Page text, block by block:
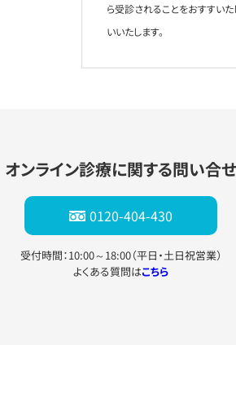
ら受診されることをおすすい
いいたします。
オンライン診療に関する問い合せ
0120-404-430
受付時間：10:00～18:00（平日・土日祝営業）
よくある質問はこちら